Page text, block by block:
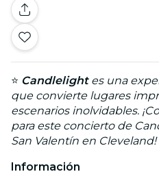
⭐ Candlelightes una
que convierte lugares
escenarios inolvidables.
para este concierto de
San Valentín en Cleveland!
Información